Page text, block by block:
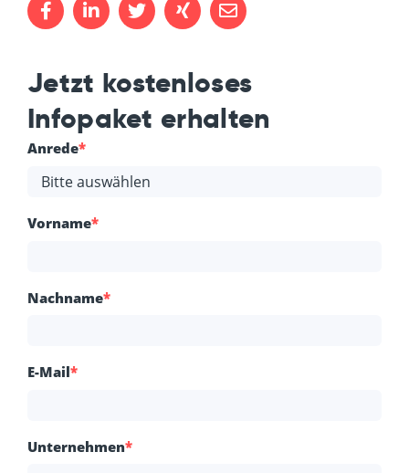
Jetzt kostenloses
Infopaket erhalten
Anrede*
Vorname*
Nachname*
E-Mail*
Unternehmen*